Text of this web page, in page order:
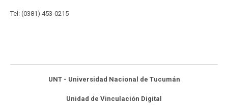
Tel: (0381) 453-0215
UNT - Universidad Nacional de Tucumán
Unidad de Vinculación Digital